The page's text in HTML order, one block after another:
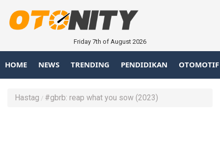
Friday 7th of August 2026
HOME NEWS TRENDING PENDIDIKAN OTOMOTIF
Hastag #gbrb: reap what you sow (2023)